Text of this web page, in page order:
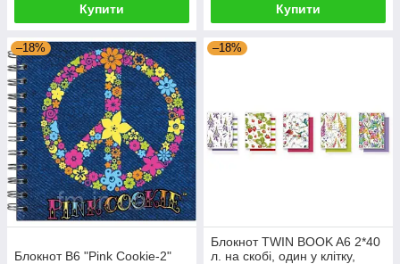
Купити Купити
–18%
Блокнот В6 "Pink Cookie-2"
–18%
Блокнот TWIN BOOK A6 2*40
л. на скобі, один у клітку,